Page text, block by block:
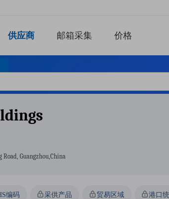
供应商 邮箱采集 价格
Road, Guangzhou,china
编码 采供产品 贸易区域 港口